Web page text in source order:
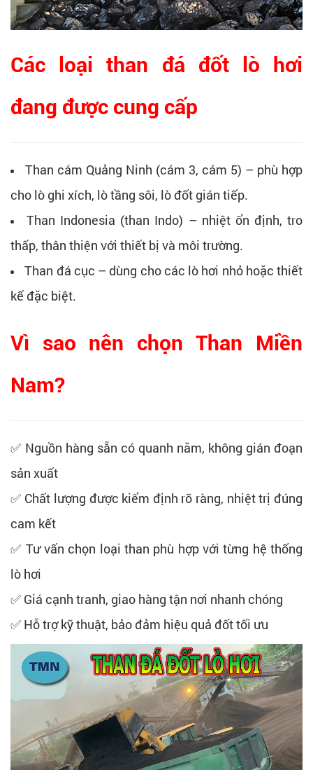
Các loại than đá đốt lò hơi
đang được cung cấp
Than cám Quảng Ninh (cám 3, cám 5) – phù hợp
cho lò ghi xích, lò tầng sôi, lò đốt gián tiếp.
Than Indonesia (than Indo) – nhiệt ổn định, tro
thấp, thân thiện với thiết bị và môi trường.
Than đá cục – dùng cho các lò hơi nhỏ hoặc thiết
kế đặc biệt.
Vì sao nên chọn Than Miền
Nam?
✅ Nguồn hàng sẵn có quanh năm, không gián đoạn
sản xuất
✅ Chất lượng được kiểm định rõ ràng, nhiệt trị đúng
cam kết
✅ Tư vấn chọn loại than phù hợp với từng hệ thống
lò hơi
✅ Giá cạnh tranh, giao hàng tận nơi nhanh chóng
✅ Hỗ trợ kỹ thuật, bảo đảm hiệu quả đốt tối ưu